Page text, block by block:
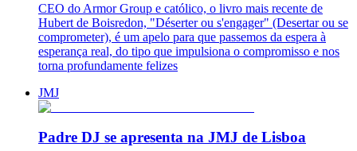
CEO do Armor Group e católico, o livro mais recente de
Hubert de Boisredon, "Déserter ou s'engager" (Desertar ou se
comprometer), é um apelo para que passemos da espera à
esperança real, do tipo que impulsiona o compromisso e nos
torna profundamente felizes
JMJ
Padre DJ se apresenta na JMJ de Lisboa